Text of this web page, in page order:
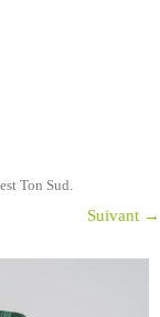
Ton Sud.
Suivant →